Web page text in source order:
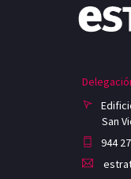
San
944